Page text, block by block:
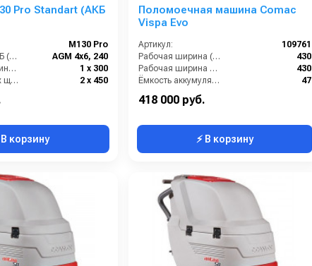
Pro Standart (АКБ
М130 Pro
Аккумулятор АКБ (В/А·ч):
AGM 4х6, 240
Вакуумная турбина (Вт):
1 х 300
Привод моющих щеток (Вт):
2 х 450
В корзину
Поломоечная машина Comac
Vispa Evo
Артикул:
109761
Рабочая ширина (мм):
430
Рабочая ширина щеток (мм):
430
Ёмкость аккумуляторов (Ач):
47
Габариты (ДхШхВ):
418 000 руб.
⚡ В корзину